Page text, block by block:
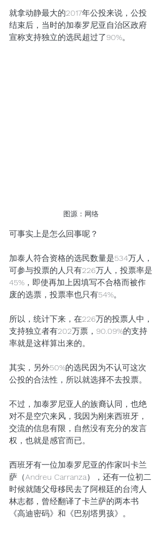
就拿动静最大的2017年公投来说，公投
结束后，当时的加泰罗尼亚自治区政府
宣称支持独立的选民超过了90%。
图源：网络
可事实上是怎么回事呢？
加泰人符合资格的选民数量是534万人，
可参与投票的人只有226万人，投票率是
45%，即使再加上因填写不合格而被作
废的选票，投票率也只有54%。
所以，统计下来，在226万的投票人中，
支持独立者有202万票，90.09%的支持
率就是这样算出来的。
其实，另外50%的选民因为不认可这次
公投的合法性，所以就选择不去投票。
不过，加泰罗尼亚人的族裔认同，也绝
对不是空穴来风，我因为刚来西班牙，
交流的信息有限，自然没有充分的发言
权，也就是感官而已。
西班牙有一位加泰罗尼亚的作家叫卡兰
萨（Andreu Carranza），还有一位初二
时候就随父母移民去了阿根廷的台湾人
林志都，曾经翻译了卡兰萨的两本书
《高迪密码》和《巴别塔男孩》。